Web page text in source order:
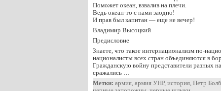
Поможет океан, взвалив на плечи.
Ведь океан-то с нами заодно!
И прав был капитан — еще не вечер!
Владимир Высоцкий
Предисловие
Знаете, что такое интернационализм по-
националисты всех стран объединяются в
Гражданскую войну представители разных
сражались …
Метки: армия, армия УНР, история, Петр